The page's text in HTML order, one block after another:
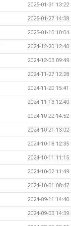
2025-01-31 13:22
2025-01-27 14:38
2025-01-10 10:04
2024-12-20 12:40
2024-12-03 09:49
2024-11-27 12:28
2024-11-20 15:41
2024-11-13 12:40
2024-10-22 14:52
2024-10-21 13:02
2024-10-18 12:35
2024-10-11 11:15
2024-10-02 11:49
2024-10-01 08:47
2024-09-11 14:40
2024-09-03 14:39